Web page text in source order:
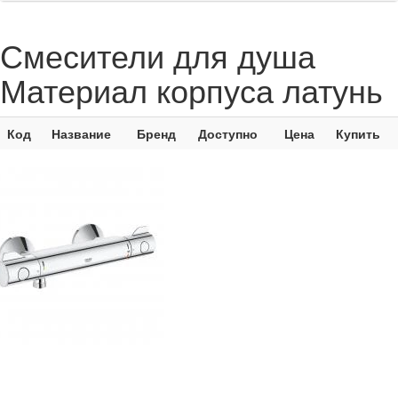
Смесители для душа
Материал корпуса латунь
Код Название Бренд Доступно Цена Купить